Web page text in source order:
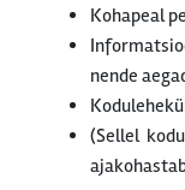
Kohapeal
nende
(Sellel